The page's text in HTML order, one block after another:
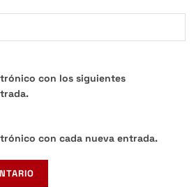
con los siguientes
con cada nueva entrada.